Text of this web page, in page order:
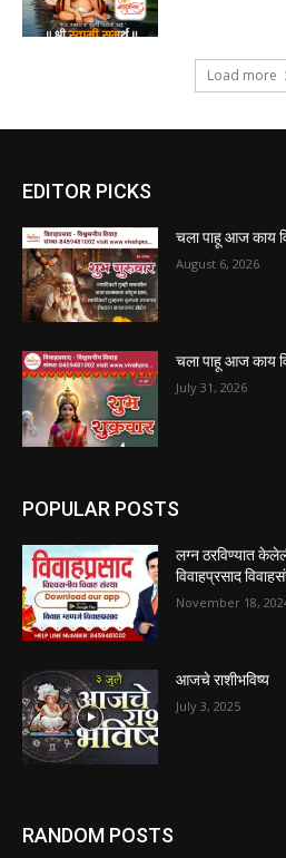
Load more
EDITOR PICKS
चला पाहू आज काय
August 6, 2026
चला पाहू आज काय
July 31, 2026
POPULAR POSTS
लग्न ठरविण्यात
विवाहप्रसाद
November 18,
आजचे राशीभविष्य
July 3, 2025
RANDOM POSTS